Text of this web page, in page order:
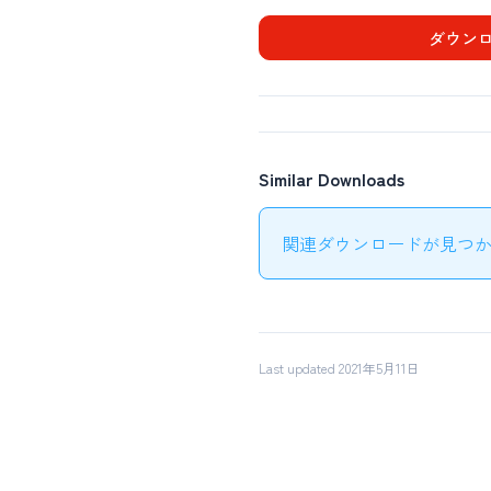
ダウン
Similar Downloads
関連ダウンロードが見つ
Last updated 2021年5月11日